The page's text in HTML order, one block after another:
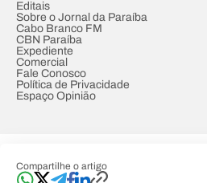
Compartilhe o artigo
Editais
Sobre o Jornal da Paraíba
Cabo Branco FM
CBN Paraíba
Expediente
Comercial
Fale Conosco
Política de Privacidade
Espaço Opinião